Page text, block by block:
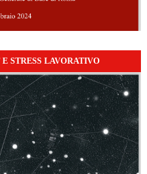
STRESS LAVORATIVO